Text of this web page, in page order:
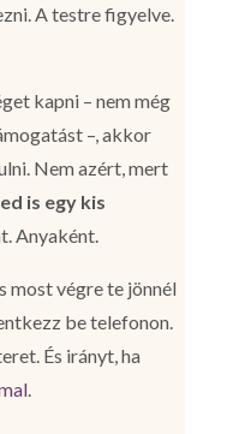
A testre figyelve.
kapni – nem még
–, akkor
Nem azért, mert
is egy kis
Anyaként.
most végre te jönnél
be telefonon.
És irányt, ha
.